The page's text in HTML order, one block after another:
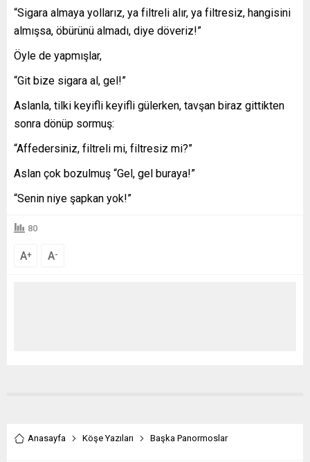
“Sigara almaya yollarız, ya filtreli alır, ya filtresiz, hangisini
almışsa, öbürünü almadı, diye döveriz!”
Öyle de yapmışlar,
“Git bize sigara al, gel!”
Aslanla, tilki keyifli keyifli gülerken, tavşan biraz gittikten
sonra dönüp sormuş:
“Affedersiniz, filtreli mi, filtresiz mi?”
Aslan çok bozulmuş “Gel, gel buraya!”
“Senin niye şapkan yok!”
80
A+ A-
Anasayfa Köşe Yazıları Başka Panormoslar